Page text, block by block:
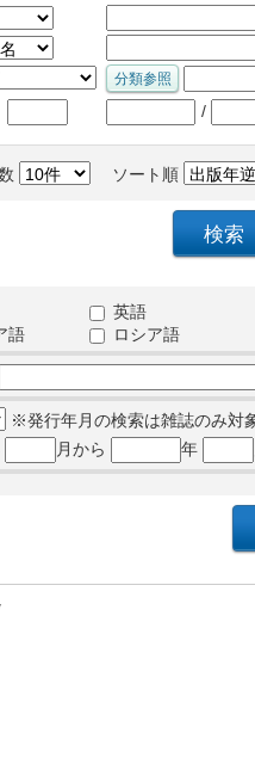
/
ソート順
英語
語
ロシア語
※発行年月の検索は雑誌のみ対
月から 年